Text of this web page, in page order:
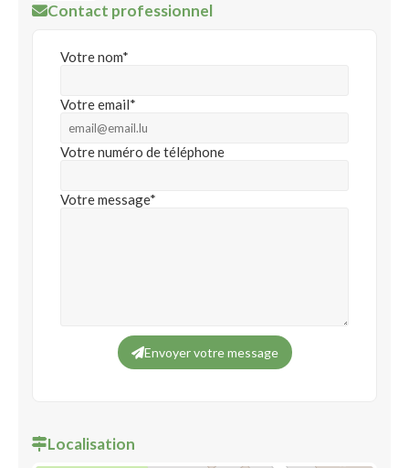
Contact professionnel
Votre nom*
Votre email*
Votre numéro de téléphone
Votre message*
Envoyer votre message
Localisation